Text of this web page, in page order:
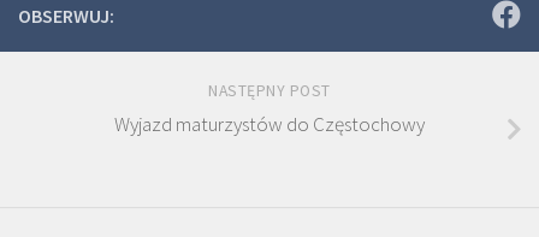
OBSERWUJ:
NASTĘPNY POST
Wyjazd maturzystów do Częstochowy